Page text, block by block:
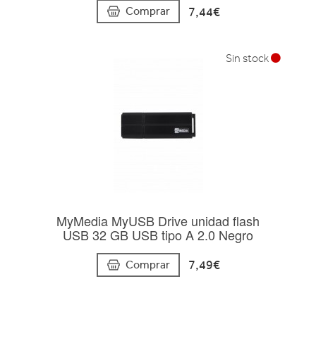
Comprar 7,44€
MyMedia MyUSB Drive unidad flash
USB 32 GB USB tipo A 2.0 Negro
Comprar 7,49€
Sin stock